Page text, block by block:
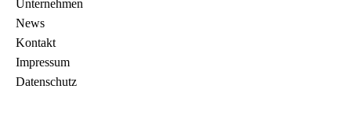
Unternehmen
News
Kontakt
Impressum
Datenschutz